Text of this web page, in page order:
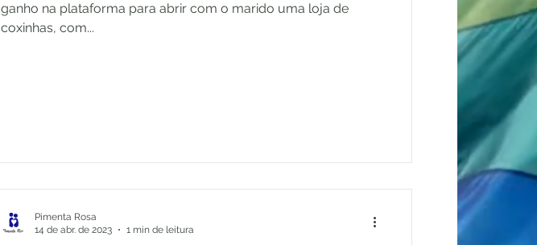
ganho na plataforma para abrir com o marido uma loja de
coxinhas, com...
Pimenta Rosa
14 de abr. de 2023
1 min de leitura